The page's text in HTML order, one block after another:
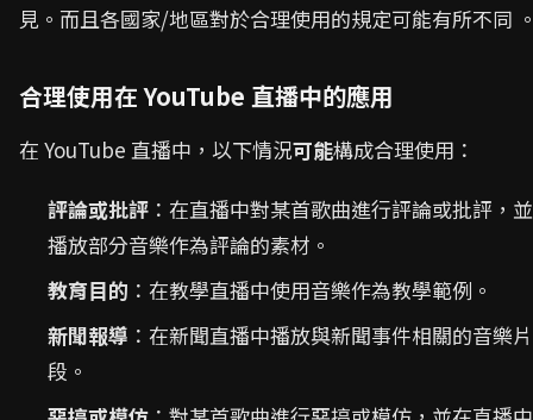
見。而且各國家/地區對於合理使用的規定可能有所不同
合理使用在 YouTube 直播中的應用
在 YouTube 直播中，以下情況可能構成合理使用：
評論或批評 ：在直播中對某首歌曲進行評論或批評，並
播放部分音樂作為評論的素材。
教育目的 ：在教學直播中使用音樂作為教學範例。
新聞報導 ：在新聞直播中播放與新聞事件相關的音樂片
段。